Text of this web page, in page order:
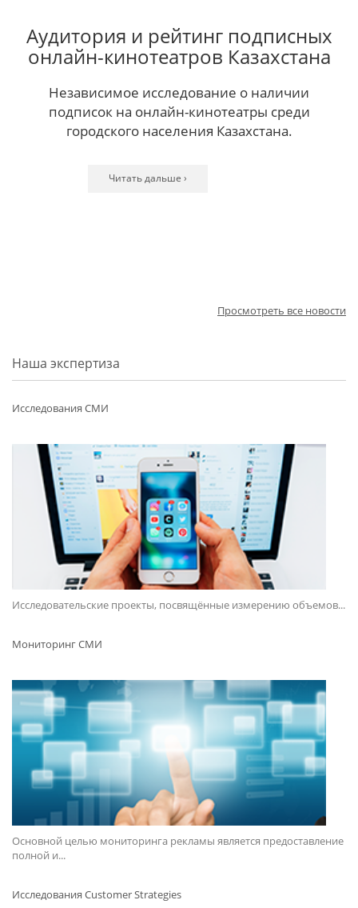
Аудитория и рейтинг подписных
онлайн-кинотеатров Казахстана
Независимое исследование о наличии
подписок на онлайн-кинотеатры среди
городского населения Казахстана.
Читать дальше ›
Читать дальше ›
Читать дальше ›
Читать дальше ›
Просмотреть все новости
Наша экспертиза
Исследования СМИ
Исследовательские проекты, посвящённые измерению объемов...
Мониторинг СМИ
Основной целью мониторинга рекламы является предоставление
полной и...
Исследования Customer Strategies